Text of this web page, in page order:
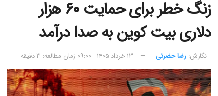
زنگ خطر برای حمایت ۶۰ هزار
دلاری بیت کوین به صدا درآمد
نگارش:‌ رضا حضرتی ۱۳ خرداد ۱۴۰۵ - ۰۹:۰۰ زمان مطالعه: ۳ دقیقه